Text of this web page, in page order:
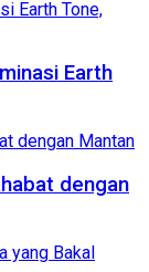
Earth
dengan